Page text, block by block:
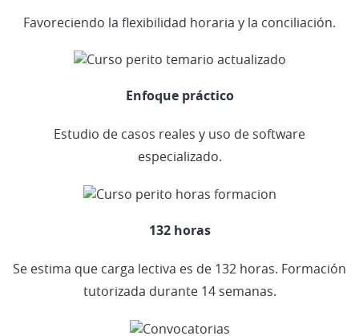
Favoreciendo la flexibilidad horaria y la conciliación.
Enfoque práctico
Estudio de casos reales y uso de software
especializado.
132 horas
Se estima que carga lectiva es de 132 horas. Formación
tutorizada durante 14 semanas.